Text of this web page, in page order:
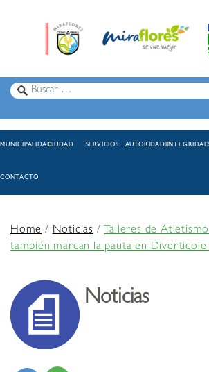
MUNICIPALIDADCIUDAD SERVICIOS AUTORIDADESINTEGRIDAD
CONTACTO
Home/Noticias /Talleres de
también marcan la pauta en Diverticole
Noticias